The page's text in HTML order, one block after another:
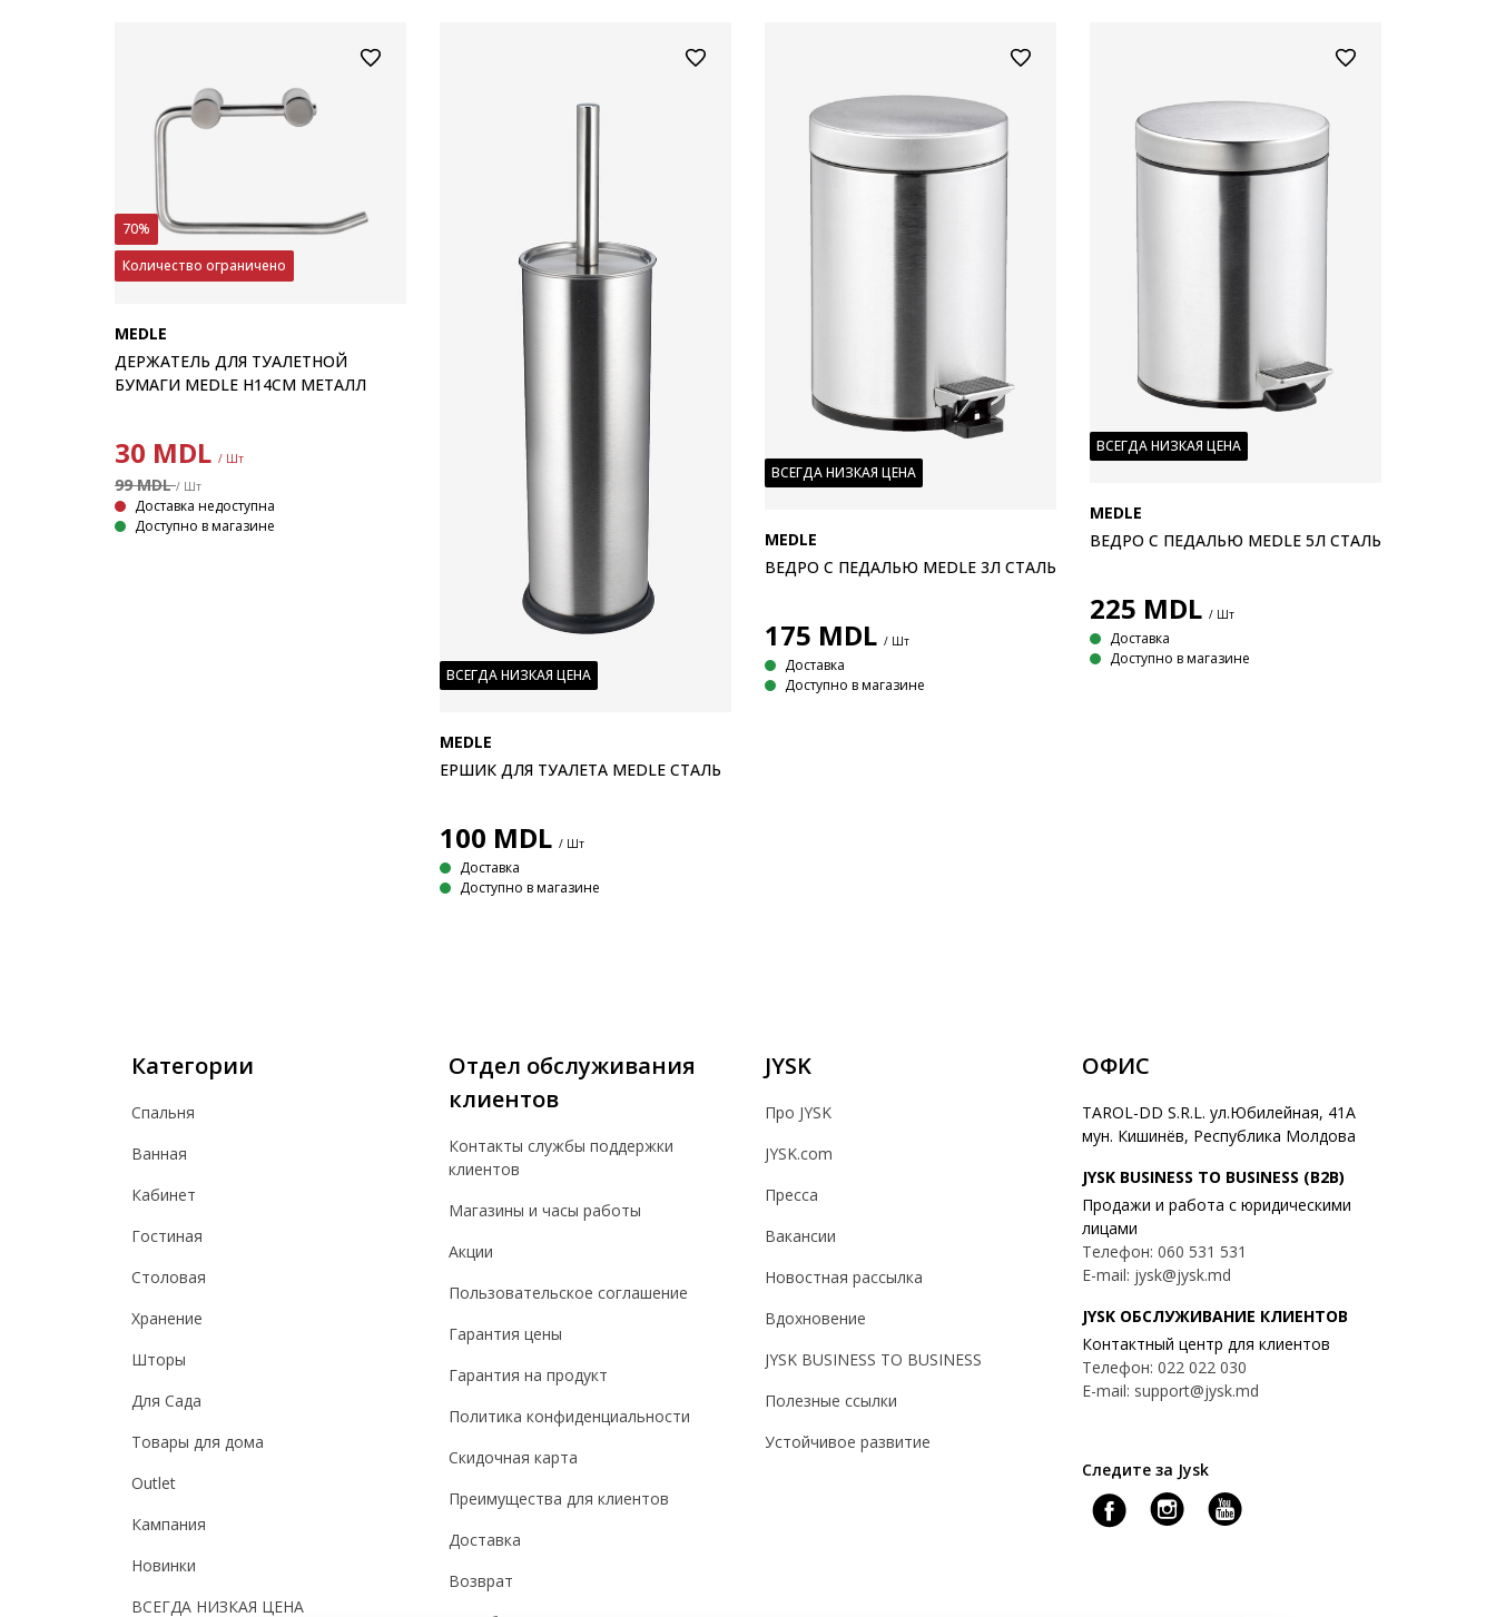
70%
Количество ограничено
MEDLE
ДЕРЖАТЕЛЬ ДЛЯ ТУАЛЕТНОЙ
БУМАГИ MEDLE H14СМ МЕТАЛЛ
30 MDL / Шт
99 MDL/ Шт
Доставка недоступна
Доступно в магазине
ВСЕГДА НИЗКАЯ ЦЕНА
MEDLE
ЕРШИК ДЛЯ ТУАЛЕТА MEDLE СТАЛЬ
100 MDL / Шт
Доставка
Доступно в магазине
ВСЕГДА НИЗКАЯ ЦЕНА
MEDLE
ВЕДРО С ПЕДАЛЬЮ MEDLE 3Л СТАЛЬ
175 MDL / Шт
Доставка
Доступно в магазине
ВСЕГДА НИЗКАЯ ЦЕНА
MEDLE
ВЕДРО С ПЕДАЛЬЮ MEDLE 5Л СТАЛЬ
225 MDL / Шт
Доставка
Доступно в магазине
Категории
Спальня
Ванная
Кабинет
Гостиная
Столовая
Хранение
Шторы
Для Сада
Товары для дома
Outlet
Кампания
Новинки
ВСЕГДА НИЗКАЯ ЦЕНА
Отдел обслуживания
клиентов
Контакты службы поддержки
клиентов
Магазины и часы работы
Акции
Пользовательское соглашение
Гарантия цены
Гарантия на продукт
Политика конфиденциальности
Скидочная карта
Преимущества для клиентов
Доставка
Возврат
JYSK
Про JYSK
JYSK.com
Пресса
Вакансии
Новостная рассылка
Вдохновение
JYSK BUSINESS TO BUSINESS
Полезные ссылки
Устойчивое развитие
ОФИС
TAROL-DD S.R.L. ул.Юбилейная, 41A
мун. Кишинёв, Республика Молдова
JYSK BUSINESS TO BUSINESS (B2B)
Продажи и работа с юридическими
лицами
Телефон: 060 531 531
E-mail: jysk@jysk.md
JYSK ОБСЛУЖИВАНИЕ КЛИЕНТОВ
Контактный центр для клиентов
Телефон: 022 022 030
E-mail: support@jysk.md
Следите за Jysk